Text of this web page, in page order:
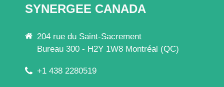
SYNERGEE CANADA
204 rue du Saint-Sacrement
Bureau 300 - H2Y 1W8 Montréal (QC)
+1 438 2280519